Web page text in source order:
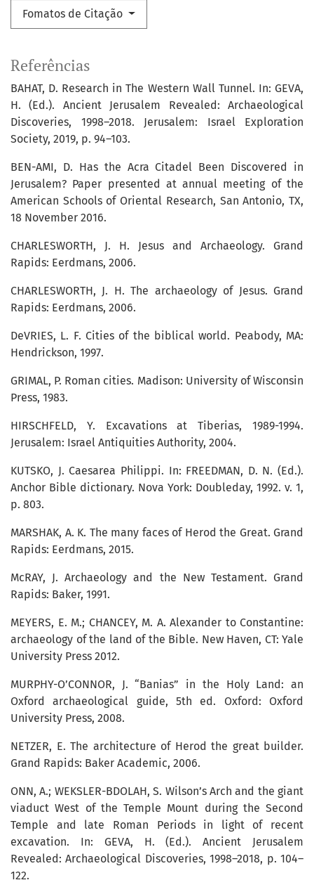
Fomatos de Citação
Referências
BAHAT, D. Research in The Western Wall Tunnel. In: GEVA,
H. (Ed.). Ancient Jerusalem Revealed: Archaeological
Discoveries, 1998–2018. Jerusalem: Israel Exploration
Society, 2019, p. 94–103.
BEN-AMI, D. Has the Acra Citadel Been Discovered in
Jerusalem? Paper presented at annual meeting of the
American Schools of Oriental Research, San Antonio, TX,
18 November 2016.
CHARLESWORTH, J. H. Jesus and Archaeology. Grand
Rapids: Eerdmans, 2006.
CHARLESWORTH, J. H. The archaeology of Jesus. Grand
Rapids: Eerdmans, 2006.
DeVRIES, L. F. Cities of the biblical world. Peabody, MA:
Hendrickson, 1997.
GRIMAL, P. Roman cities. Madison: University of Wisconsin
Press, 1983.
HIRSCHFELD, Y. Excavations at Tiberias, 1989-1994.
Jerusalem: Israel Antiquities Authority, 2004.
KUTSKO, J. Caesarea Philippi. In: FREEDMAN, D. N. (Ed.).
Anchor Bible dictionary. Nova York: Doubleday, 1992. v. 1,
p. 803.
MARSHAK, A. K. The many faces of Herod the Great. Grand
Rapids: Eerdmans, 2015.
McRAY, J. Archaeology and the New Testament. Grand
Rapids: Baker, 1991.
MEYERS, E. M.; CHANCEY, M. A. Alexander to Constantine:
archaeology of the land of the Bible. New Haven, CT: Yale
University Press 2012.
MURPHY-O’CONNOR, J. “Banias” in the Holy Land: an
Oxford archaeological guide, 5th ed. Oxford: Oxford
University Press, 2008.
NETZER, E. The architecture of Herod the great builder.
Grand Rapids: Baker Academic, 2006.
ONN, A.; WEKSLER-BDOLAH, S. Wilson’s Arch and the giant
viaduct West of the Temple Mount during the Second
Temple and late Roman Periods in light of recent
excavation. In: GEVA, H. (Ed.). Ancient Jerusalem
Revealed: Archaeological Discoveries, 1998–2018, p. 104–
122.